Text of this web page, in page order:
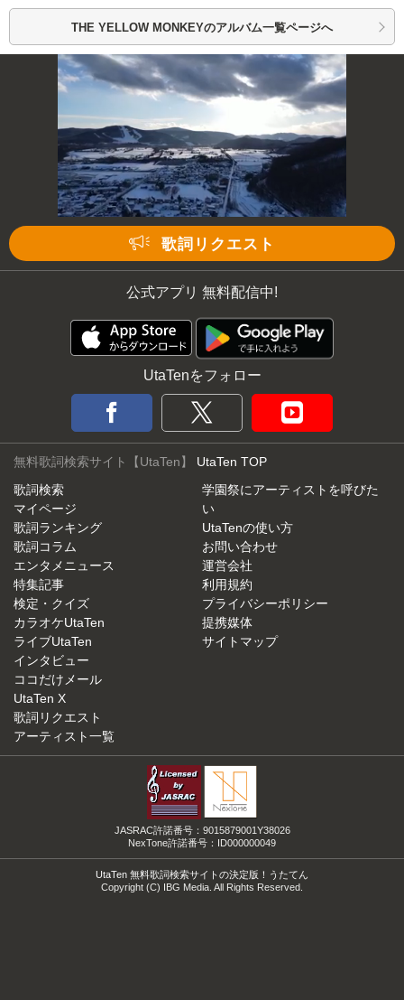
THE YELLOW MONKEYのアルバム一覧ページへ
歌詞リクエスト
公式アプリ 無料配信中!
UtaTenをフォロー
無料歌詞検索サイト【UtaTen】 UtaTen TOP
歌詞検索
マイページ
歌詞ランキング
歌詞コラム
エンタメニュース
特集記事
検定・クイズ
カラオケUtaTen
ライブUtaTen
インタビュー
ココだけメール
UtaTen X
歌詞リクエスト
アーティスト一覧
学園祭にアーティストを呼びた
い
UtaTenの使い方
お問い合わせ
運営会社
利用規約
プライバシーポリシー
提携媒体
サイトマップ
JASRAC許諾番号：9015879001Y38026
NexTone許諾番号：ID000000049
UtaTen 無料歌詞検索サイトの決定版！うたてん
Copyright (C) IBG Media. All Rights Reserved.